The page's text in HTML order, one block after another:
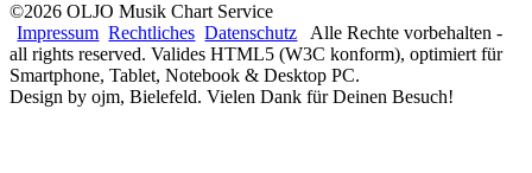
©2026 OLJO Musik Chart Service
Impressum Rechtliches Datenschutz
Alle Rechte vorbehalten -
all rights reserved. Valides HTML5 (W3C konform), optimiert für
Smartphone, Tablet, Notebook & Desktop PC.
Design by ojm, Bielefeld. Vielen Dank für Deinen Besuch!